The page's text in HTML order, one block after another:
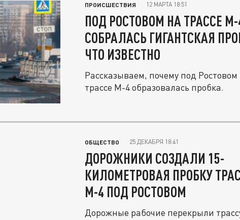
ПРОИСШЕСТВИЯ 12 МАРТА 18:51
ПОД РОСТОВОМ НА ТРАССЕ М-
СОБРАЛАСЬ ГИГАНТСКАЯ
ЧТО ИЗВЕСТНО
Рассказываем, почему под Ростовом
трассе М-4 образовалась пробка.
ОБЩЕСТВО 25 ДЕКАБРЯ 18:41
ДОРОЖНИКИ СОЗДАЛИ 15-
КИЛОМЕТРОВАЯ ПРОБКУ
М-4 ПОД РОСТОВОМ
Дорожные рабочие перекрыли